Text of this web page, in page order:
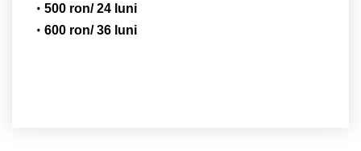
500 ron/ 24 luni
600 ron/ 36 luni